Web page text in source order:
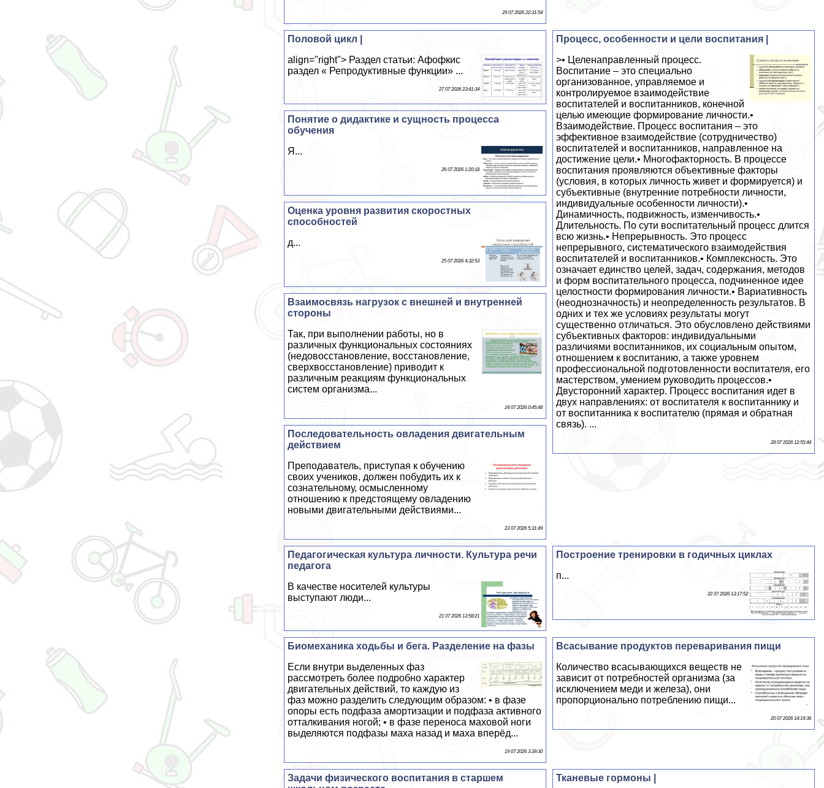
29 07 2026 22:31:54
Процесс, особенности и цели воспитания |
>• Целенаправленный процесс.
Воспитание – это специально
организованное, управляемое и
контролируемое взаимодействие
воспитателей и воспитанников, конечной
целью имеющие формирование личности.•
Взаимодействие. Процесс воспитания – это
эффективное взаимодействие (сотрудничество)
воспитателей и воспитанников, направленное на
достижение цели.• Многофакторность. В процессе
воспитания проявляются объективные факторы
(условия, в которых личность живет и формируется) и
субъективные (внутренние потребности личности,
индивидуальные особенности личности).•
Динамичность, подвижность, изменчивость.•
Длительность. По сути воспитательный процесс длится
всю жизнь.• Непрерывность. Это процесс
непрерывного, систематического взаимодействия
воспитателей и воспитанников.• Комплексность. Это
означает единство целей, задач, содержания, методов
и форм воспитательного процесса, подчиненное идее
целостности формирования личности.• Вариативность
(неоднозначность) и неопределенность результатов. В
одних и тех же условиях результаты могут
существенно отличаться. Это обусловлено действиями
субъективных факторов: индивидуальными
различиями воспитанников, их социальным опытом,
отношением к воспитанию, а также уровнем
профессиональной подготовленности воспитателя, его
мастерством, умением руководить процессов.•
Двусторонний характер. Процесс воспитания идет в
двух направлениях: от воспитателя к воспитаннику и
от воспитанника к воспитателю (прямая и обратная
связь). ...
28 07 2026 12:55:44
Половой цикл |
align="right"> Раздел статьи: Афофкис
раздел « Репродуктивные функции» ...
27 07 2026 23:41:34
Понятие о дидактике и сущность процесса
обучения
Я...
26 07 2026 1:20:18
Оценка уровня развития скоростных
способностей
д...
25 07 2026 4:32:53
Взаимосвязь нагрузок с внешней и внутренней
стороны
Так, при выполнении работы, но в
различных функциональных состояниях
(недовосстановление, восстановление,
сверхвосстановление) приводит к
различным реакциям функциональных
систем организма...
24 07 2026 0:45:48
Последовательность овладения двигательным
действием
Преподаватель, приступая к обучению
своих учеников, должен побудить их к
сознательному, осмысленному
отношению к предстоящему овладению
новыми двигательными действиями...
23 07 2026 5:31:49
Построение тренировки в годичных циклах
п...
22 07 2026 13:17:52
Педагогическая культура личности. Культура речи
педагога
В качестве носителей культуры
выступают люди...
21 07 2026 13:58:21
Всасывание продуктов переваривания пищи
Количество всасывающихся веществ не
зависит от потребностей организма (за
исключением меди и железа), они
пропорционально потрeблению пищи...
20 07 2026 14:19:36
Биомеханика ходьбы и бега. Разделение на фазы
Если внутри выделенных фаз
рассмотреть более подробно хаpaктер
двигательных действий, то каждую из
фаз можно разделить следующим образом: • в фазе
опоры есть подфаза амортизации и подфаза активного
отталкивания ногой; • в фазе переноса маховой ноги
выделяются подфазы маха назад и маха вперёд...
19 07 2026 3:39:30
Тканевые гормоны |
Задачи физического воспитания в старшем